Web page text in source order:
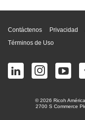
Contáctenos Privacidad
Términos de Uso
© 2026 Ricoh
2700 S Commerce